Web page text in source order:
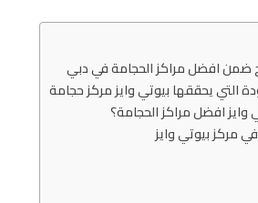
ضمن افضل مراكز الحجامة في دبي
التي يحققها بيوتي وايز مركز حجامة
وايز افضل مراكز الحجامة؟
مركز بيوتي وايز